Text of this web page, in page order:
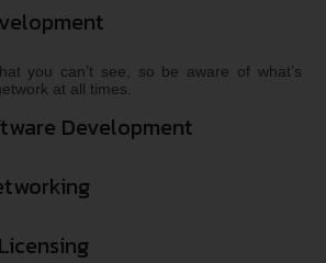
you can’t see, so be aware of what’s
at all times.
Development